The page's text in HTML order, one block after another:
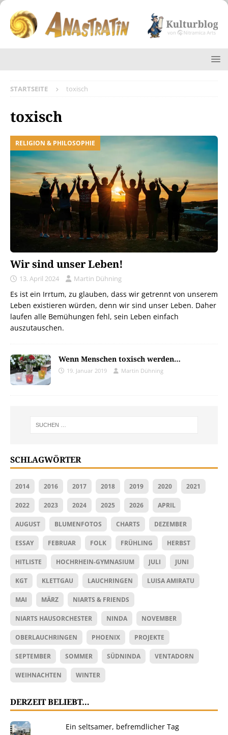
STARTSEITE toxisch
toxisch
RELIGION & PHILOSOPHIE
Wir sind unser Leben!
13. April 2024 Martin Dühning
Es ist ein Irrtum, zu glauben, dass wir getrennt von unserem
Leben existieren würden, denn wir sind unser Leben. Daher
laufen alle Bemühungen fehl, sein Leben einfach
auszutauschen.
Wenn Menschen toxisch werden…
19. Januar 2019 Martin Dühning
SCHLAGWÖRTER
2014 2016 2017 2018 2019 2020 2021
2022 2023 2024 2025 2026 APRIL
AUGUST BLUMENFOTOS CHARTS DEZEMBER
ESSAY FEBRUAR FOLK FRÜHLING HERBST
HITLISTE HOCHRHEIN-GYMNASIUM JULI JUNI
KGT KLETTGAU LAUCHRINGEN LUISA AMIRATU
MAI MÄRZ NIARTS & FRIENDS
NIARTS HAUSORCHESTER NINDA NOVEMBER
OBERLAUCHRINGEN PHOENIX PROJEKTE
SEPTEMBER SOMMER SÜDNINDA VENTADORN
WEIHNACHTEN WINTER
DERZEIT BELIEBT…
Ein seltsamer, befremdlicher Tag